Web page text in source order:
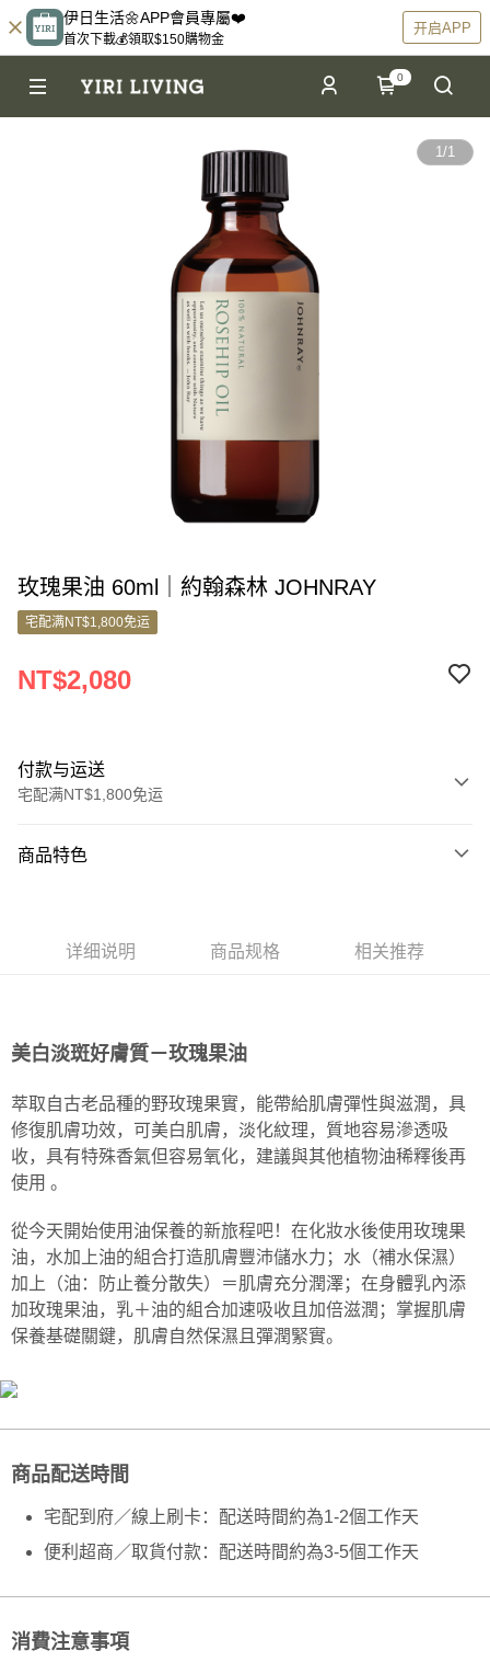
伊日生活🌼APP會員專屬❤️
首次下載💰領取$150購物金
开启APP
0
1/1
玫瑰果油 60ml｜約翰森林 JOHNRAY
宅配满NT$1,800免运
NT$2,080
付款与运送
宅配满NT$1,800免运
信用卡一次付款
3期 0利率，每期 21家银行
国泰世华商业银行
汇丰（台湾）商业银行
华泰商业银行
联邦商业银行
远东国际商业银行
元大商业银行
永丰商业银行
玉山商业银行
星展（台湾）商业银行
台新国际商业银行
上海商业储蓄银行
台湾中小企业银行
台中商业银行
汇丰（台湾）商业银行
华泰商业银行
联邦商业银行
远东国际商业银行
元大商业银行
玉山商业银行
台湾乐天信用卡公司
LINE Pay
Apple Pay
街口支付
悠遊付
Google Pay
Plus PAY
AFTEE先享后付
相关说明
3. 訂單確認後不需事先繳費，商品會配送至您的指定地址。
AFTEE APP推播通知。
APP於四大便利商店‧ATM/網銀等方式進行付款。
請留意繳費期限為 14 天。唯有下載 AFTEE App 成為 AFTEE 會員者方能享
出。使用AFTEE下訂可以延長您收到商品前的繳費天數，但無法保證一定能
夠在期限內收到商品(例如:預購商品或預計到貨時間較長者)。因此無論收到
每笔NT$130，满NT$2,000(含以上)免运费
付款後全家取貨
每笔NT$130，满NT$2,000(含以上)免运费
7-11取貨付款
每笔NT$130，满NT$2,000(含以上)免运费
商品特色
殊香氣但容易氧化，建議與其他植物油稀釋後再使用 。
销售重点
JOHNRAY約翰森林基底油系列
详细说明 商品规格 相关推荐
美白淡斑好膚質－玫瑰果油
萃取自古老品種的野玫瑰果實，能帶給肌膚彈性與滋潤，具
修復肌膚功效，可美白肌膚，淡化紋理，質地容易滲透吸
收，具有特殊香氣但容易氧化，建議與其他植物油稀釋後再
使用 。
從今天開始使用油保養的新旅程吧！在化妝水後使用玫瑰果
油，水加上油的組合打造肌膚豐沛儲水力；水（補水保濕）
加上（油：防止養分散失）＝肌膚充分潤澤；在身體乳內添
加玫瑰果油，乳＋油的組合加速吸收且加倍滋潤；掌握肌膚
保養基礎關鍵，肌膚自然保濕且彈潤緊實。
商品配送時間
宅配到府／線上刷卡：配送時間約為1-2個工作天
便利超商／取貨付款：配送時間約為3-5個工作天
消費注意事項